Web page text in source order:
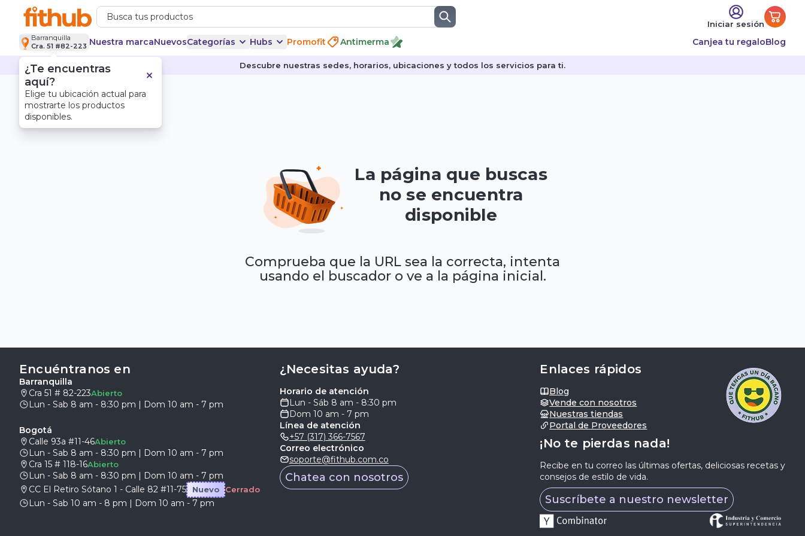
Iniciar sesión
Barranquilla
Cra. 51 #82-223 Nuestra marcaNuevosCategorías Hubs Promofit Antimerma Canjea tu regaloBlog
Descubre nuestras sedes, horarios, ubicaciones y todos los servicios para ti.
La página que buscas
no se encuentra
disponible
Comprueba que la URL sea la correcta, intenta
usando el buscador o ve a la página inicial.
Encuéntranos en
Barranquilla
Cra 51 # 82-223Abierto
Lun - Sab 8 am - 8:30 pm | Dom 10 am - 7 pm
Bogotá
Calle 93a #11-46Abierto
Lun - Sab 8 am - 8:30 pm | Dom 10 am - 7 pm
Cra 15 # 118-16Abierto
Lun - Sab 8 am - 8:30 pm | Dom 10 am - 7 pm
CC El Retiro Sótano 1 - Calle 82 #11-75
Nuevo Cerrado
Lun - Sab 10 am - 8 pm | Dom 10 am - 7 pm
Enlaces rápidos
Blog
Vende con nosotros
Nuestras tiendas
Portal de Proveedores
¡No te pierdas nada!
Recibe en tu correo las últimas ofertas, deliciosas recetas y
consejos de estilo de vida.
Suscríbete a nuestro newsletter
¿Necesitas ayuda?
Horario de atención
Lun - Sáb 8 am - 8:30 pm
Dom 10 am - 7 pm
Línea de atención
+57 (317) 366-7567
Correo electrónico
soporte@fithub.com.co
Chatea con nosotros
¿Te encuentras
aquí?
Elige tu ubicación actual para
mostrarte los productos
disponibles.